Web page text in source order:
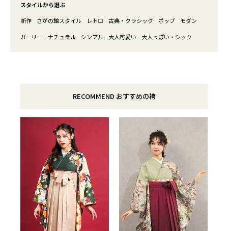
スタイルから選ぶ
新作
さがの館スタイル レトロ 古典・クラシック ポップ
モダン
ガーリー
ナチュラル シンプル 大人可愛い 大人っぽい・シック
RECOMMEND おすすめの袴